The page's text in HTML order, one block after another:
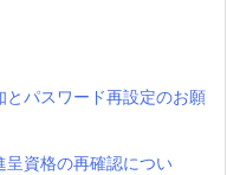
パスワード再設定のお願
呈資格の再確認につい